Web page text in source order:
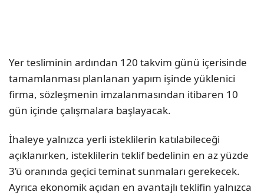
Yer tesliminin ardından 120 takvim günü içerisinde
tamamlanması planlanan yapım işinde yüklenici
firma, sözleşmenin imzalanmasından itibaren 10
gün içinde çalışmalara başlayacak.
İhaleye yalnızca yerli isteklilerin katılabileceği
açıklanırken, isteklilerin teklif bedelinin en az yüzde
3’ü oranında geçici teminat sunmaları gerekecek.
Ayrıca ekonomik açıdan en avantajlı teklifin yalnızca